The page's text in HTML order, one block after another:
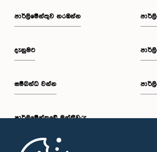
පාර්ලි‌මේන්තුව නරඹන්න
දැනුමට
සම්බන්ධ වන්න
පාර්ලි‌මේන්තුවේ මන්ත්‍රීවරු